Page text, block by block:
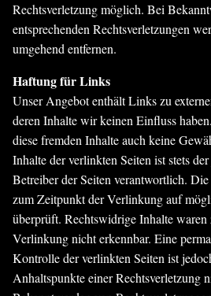
Rechtsverletzung möglich. Bei
entsprechenden Rechtsverletzungen
umgehend entfernen.
Haftung für Links
Unser Angebot enthält Links zu
deren Inhalte wir keinen Einfluss
diese fremden Inhalte auch keine
Inhalte der verlinkten Seiten ist stets
Betreiber der Seiten verantwortlich.
zum Zeitpunkt der Verlinkung auf
überprüft. Rechtswidrige Inhalte
Verlinkung nicht erkennbar. Eine
Kontrolle der verlinkten Seiten ist
Anhaltspunkte einer Rechtsverletzung